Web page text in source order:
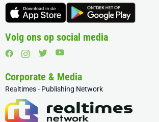
Volg ons op social media
Corporate & Media
Realtimes - Publishing Network